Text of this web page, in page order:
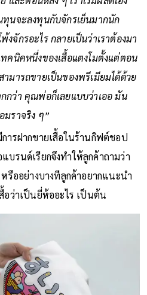
ทุนจะลงทุนกับจักรเย็นมากนัก
จักรอะไร กลายเป็นว่าเราต้องมา
ทคนิคหนึ่งของเสื้อแตงโมตั้งแต่ตอน
มารถขายเป็นของพรีเมียมได้ด้วย
กว่า คุณพ่อก็เลยแบบว่าเออ มัน
มราจริง ๆ”
ารฝากขายเสื้อในร้านกิฟต์ชอป
รนด์เรียกจึงทำให้ลูกค้าถามว่า
หรืออย่างบางทีลูกค้าอยากแนะนำ
อว่าเป็นยี่ห้ออะไร เป็นต้น